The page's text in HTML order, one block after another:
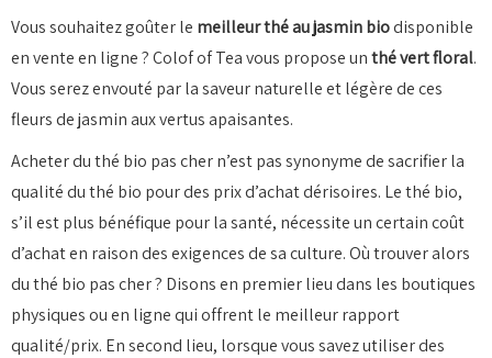
Vous souhaitez goûter le meilleur thé au jasmin biodisponible
en vente en ligne ? Colof of Tea vous propose unthé vert floral.
Vous serez envouté par la saveur naturelle et légère de ces
fleurs de jasmin aux vertus apaisantes.
Acheter du thé bio pas cher n’est pas synonyme de sacrifier la
qualité du thé bio pour des prix d’achat dérisoires. Le thé bio,
s’il est plus bénéfique pour la santé, nécessite un certain coût
d’achat en raison des exigences de sa culture. Où trouver alors
du thé bio pas cher ? Disons en premier lieu dans les boutiques
physiques ou en ligne qui offrent le meilleur rapport
qualité/prix. En second lieu, lorsque vous savez utiliser des